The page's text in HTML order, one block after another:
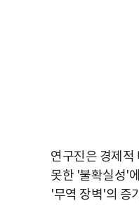
연구진은 경제적
못한 '불확실성'
'무역 장벽'의 증